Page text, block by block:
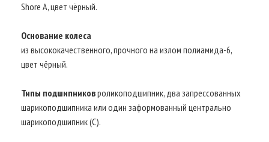
Shore A, цвет чёрный.
Основание колеса
из высококачественного, прочного на излом полиамида-6,
цвет чёрный.
Типы подшипниковроликоподшипник, два запрессованных
шарикоподшипника или один заформованный центрально
шарикоподшипник (C).